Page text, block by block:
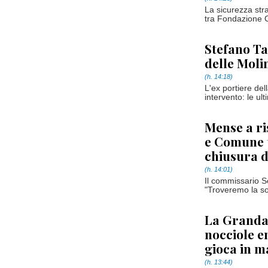
La sicurezza
tra Fondazione
Stefano
delle
(h. 14:18)
L'ex portiere
intervento: le
Mense a
e
chiusura
(h. 14:01)
Il commissario
"Troveremo la
La
nocciole
gioca in
(h. 13:44)